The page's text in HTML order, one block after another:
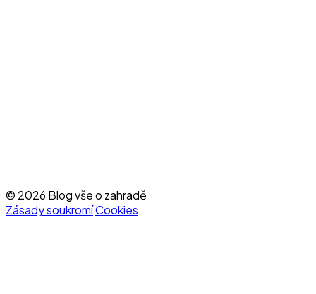
© 2026 Blog vše o zahradě
Zásady soukromíCookies